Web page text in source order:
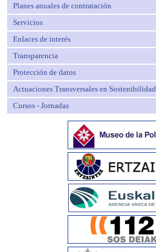
Planes anuales de contratación
Servicios
Enlaces de interés
Transparencia
Protección de datos
Actuaciones Transversales en Sostenibilidad
Cursos - Jornadas